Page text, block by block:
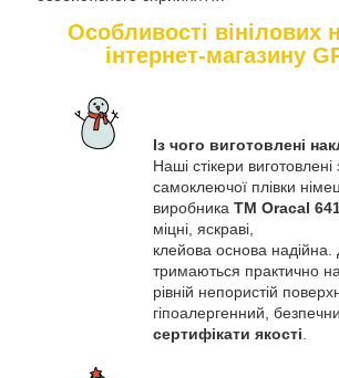
Особливості вінілових
інтернет-магазину
Із чого виготовлені
Наші стікери виготовлені
самоклеючої плівки
виробника ТМ Oracal
міцні, яскраві,
клейова основа
тримаються практично
рівній непористій
гіпоалергенний,
сертифікати якості